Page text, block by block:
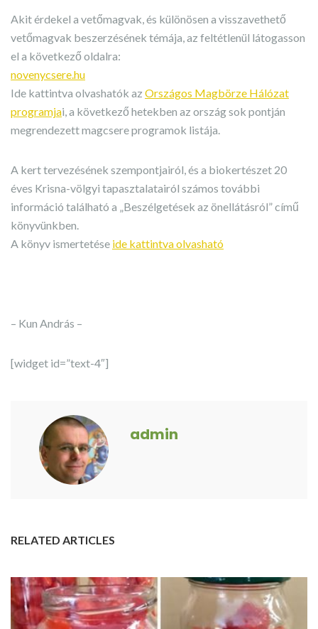
Akit érdekel a vetőmagvak, és különösen a visszavethető
vetőmagvak beszerzésének témája, az feltétlenül látogasson
el a következő oldalra:
novenycsere.hu
Ide kattintva olvashatók az Országos Magbörze Hálózat
programjai, a következő hetekben az ország sok pontján
megrendezett magcsere programok listája.
A kert tervezésének szempontjairól, és a biokertészet 20
éves Krisna-völgyi tapasztalatairól számos további
információ található a „Beszélgetések az önellátásról” című
könyvünkben.
A könyv ismertetése ide kattintva olvasható
– Kun András –
[widget id=”text-4″]
admin
RELATED ARTICLES